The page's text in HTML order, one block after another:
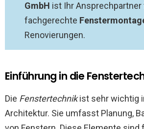
GmbH ist Ihr Ansprechpartner
fachgerechte
Renovierungen.
Einführung in die
Die Fenstertechnikist sehr wichtig
Architektur. Sie umfasst Planung,